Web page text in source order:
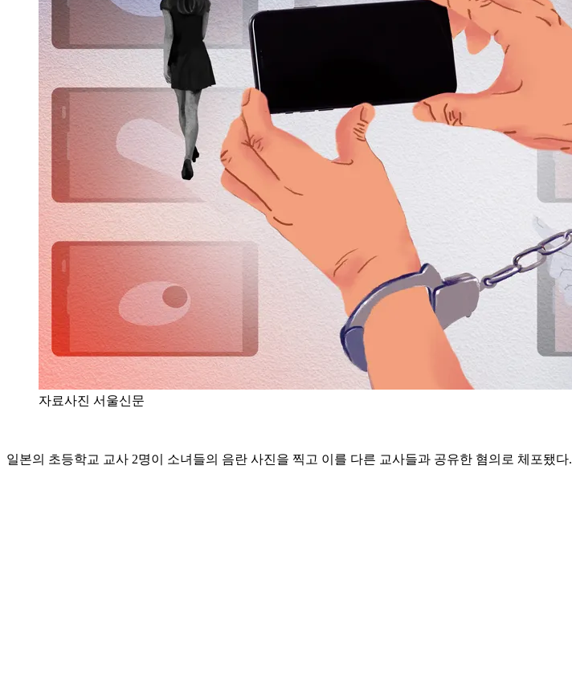
자료사진 서울신문
일본의 초등학교 교사 2명이 소녀들의 음란 사진을 찍고 이를 다른 교사들과 공유한 혐의로 체포됐다.